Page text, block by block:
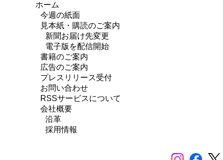
ホーム
今週の紙面
見本紙・購読のご案内
新聞お届け先変更
電子版を配信開始
書籍のご案内
広告のご案内
プレスリリース受付
お問い合わせ
RSSサービスについて
会社概要
沿革
採用情報